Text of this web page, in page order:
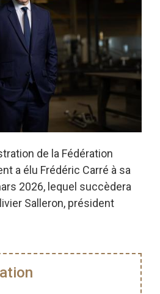
de la Fédération
a élu Frédéric Carré à sa
2026, lequel succèdera
Salleron, président